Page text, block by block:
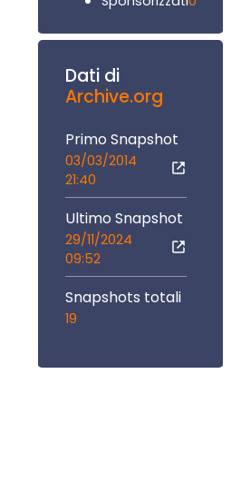
Dati di
Archive.org
Primo Snapshot
03/03/2014
21:40
Ultimo Snapshot
29/11/2024
09:52
Snapshots totali
19